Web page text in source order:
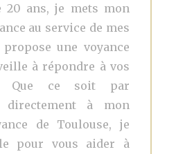
20 ans, je mets mon
au service de mes
une voyance
à répondre à vos
Que ce soit par
directement à mon
de Toulouse, je
pour vous aider à